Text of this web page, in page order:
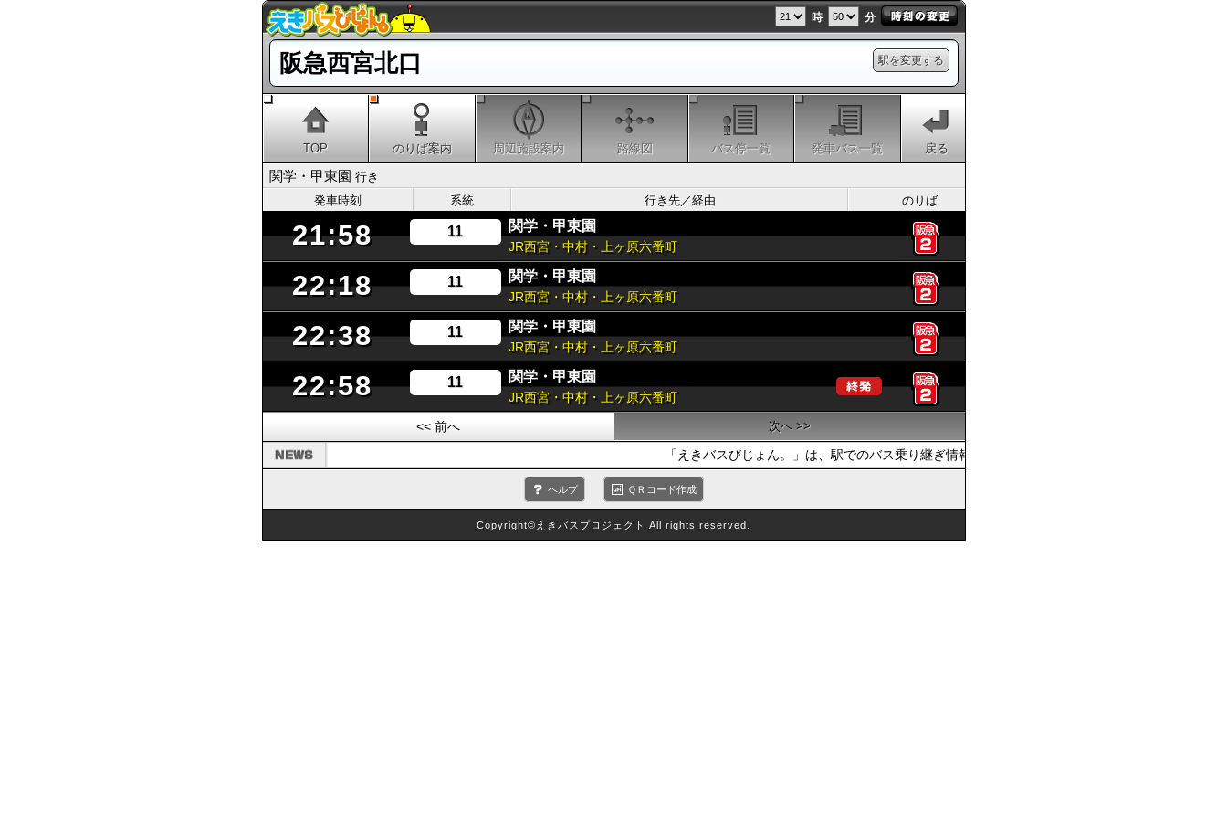
時 分
駅を変更する
阪急西宮北口
TOP のりば案内 周辺施設案内 路線図 バス停一覧 発車バス一覧 戻る
関学・甲東園 行き
発車時刻
系統 行き先／経由 のりば
21:58 11 関学・甲東園
JR西宮・中村・上ヶ原六番町
22:18 11 関学・甲東園
JR西宮・中村・上ヶ原六番町
22:38 11 関学・甲東園
JR西宮・中村・上ヶ原六番町
22:58 11 関学・甲東園
JR西宮・中村・上ヶ原六番町
<< 前へ
次へ >>
「えきバスびじょん。」は、駅でのバス乗り継ぎ情報を提供しています。おでかけの際は、公共交
ヘルプ ＱＲコード作成
Copyright©えきバスプロジェクト All rights reserved.